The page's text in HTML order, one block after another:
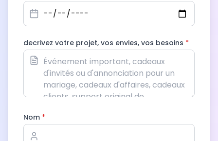
decrivez votre projet, vos envies, vos besoins *
Nom *